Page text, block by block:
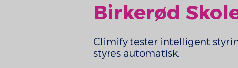
Birkerød
Climify tester intelligent
styres automatisk.